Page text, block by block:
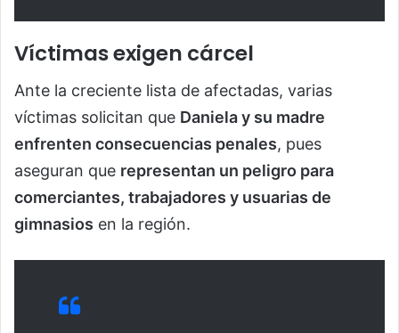
Víctimas exigen cárcel
Ante la creciente lista de afectadas, varias
víctimas solicitan que Daniela y su madre
enfrenten consecuencias penales, pues
aseguran que representan un peligro para
comerciantes, trabajadores y usuarias de
gimnasios en la región.